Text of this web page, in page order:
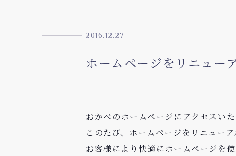
2016.12.27
ホームページをリニュー
おかべのホームページにアクセスい
このたび、ホームページをリニューア
お客様により快適にホームページを